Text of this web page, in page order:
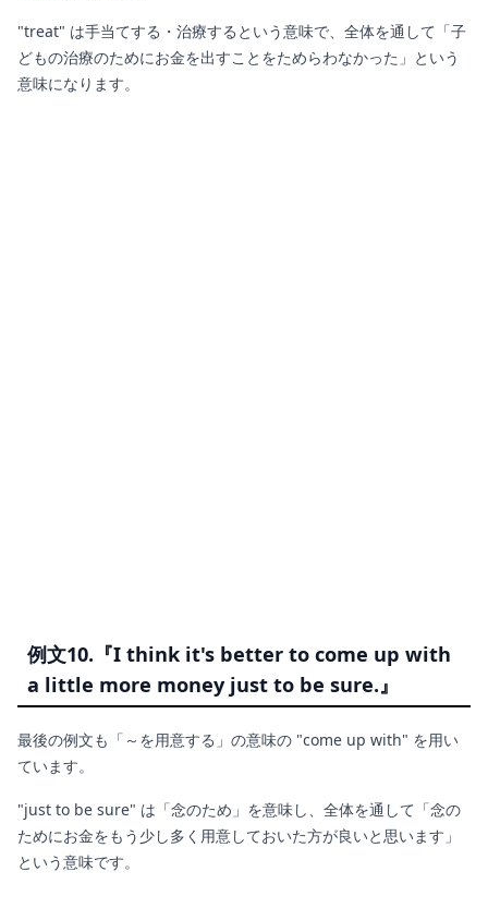
"treat" は手当てする・治療するという意味で、全体を通して「子
どもの治療のためにお金を出すことをためらわなかった」という
意味になります。
例文10.『I think it's better to come up with
a little more money just to be sure.』
最後の例文も「～を用意する」の意味の "come up with" を用い
ています。
"just to be sure" は「念のため」を意味し、全体を通して「念の
ためにお金をもう少し多く用意しておいた方が良いと思います」
という意味です。